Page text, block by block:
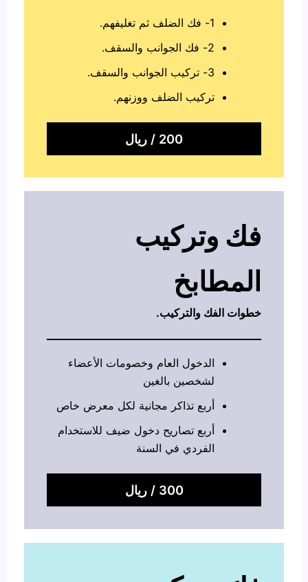
1- فك الضلف ثم تغليفهم.
2- فك الجوانب والسقف.
3- تركيب الجوانب والسقف.
تركيب الضلف ووزنهم.
200 / ريال
فك وتركيب
المطابخ
خطوات الفك والتركيب.
الدخول العام وخصومات الأعضاء
لشخصين بالغين
أربع تذاكر مجانية لكل معرض خاص
أربع تصاريح دخول ضيف للاستخدام
الفردي في السنة
300 / ريال